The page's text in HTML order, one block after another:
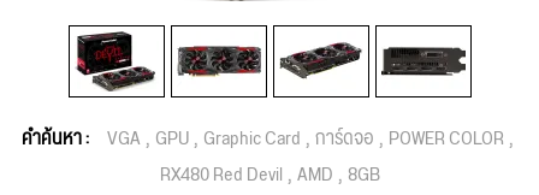
คำค้นหา : VGA GPU Graphic Card การ์ดจอ POWER COLOR
RX480 Red Devil AMD 8GB